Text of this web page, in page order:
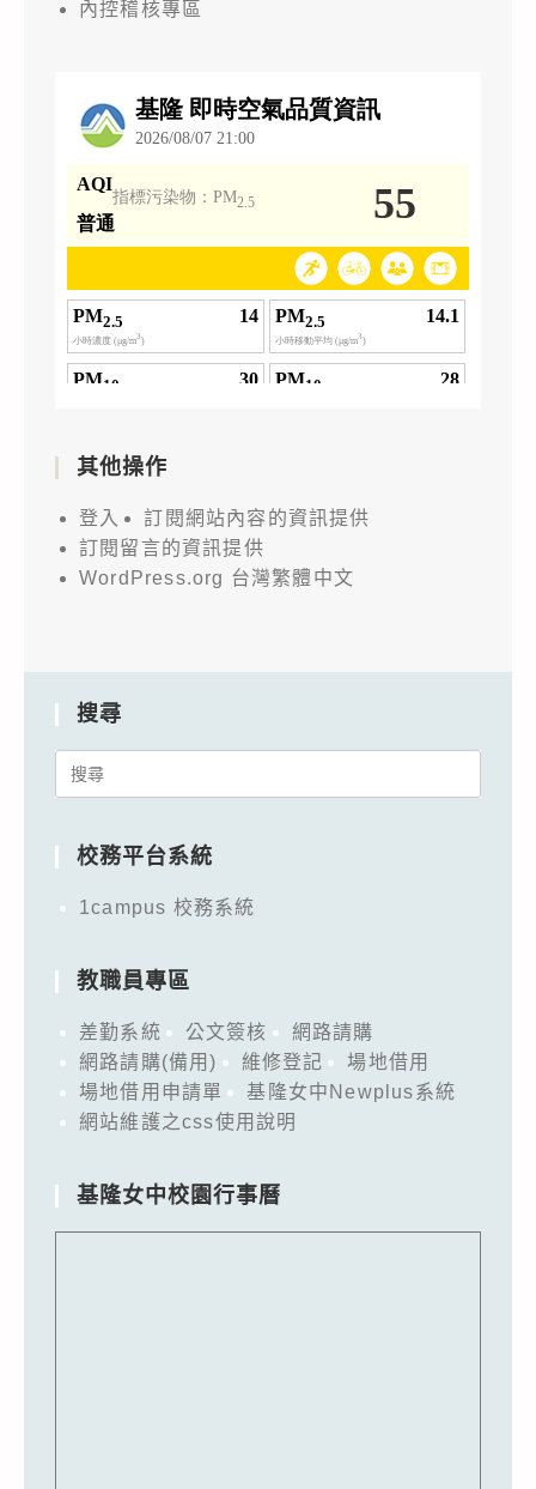
日
報
名，
貴
校
助
勵
所
屬
教
踴
加，
如
明，
查
照。
內控稽核專區
其他操作
登入
訂閱網站內容的資訊提供
訂閱留言的資訊提供
WordPress.org 台灣繁體中文
搜尋
Search
校務平台系統
1campus 校務系統
教職員專區
差勤系統 公文簽核
網路請購
網路請購(備用)
維修登記
場地借用
場地借用申請單
基隆女中Newplus系統
網站維護之css使用說明
基隆女中校園行事曆